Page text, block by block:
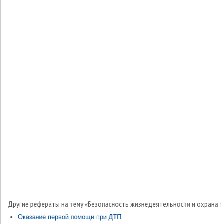
Другие рефераты на тему «Безопасность жизнедеятельности и охрана
Оказание первой помощи при ДТП